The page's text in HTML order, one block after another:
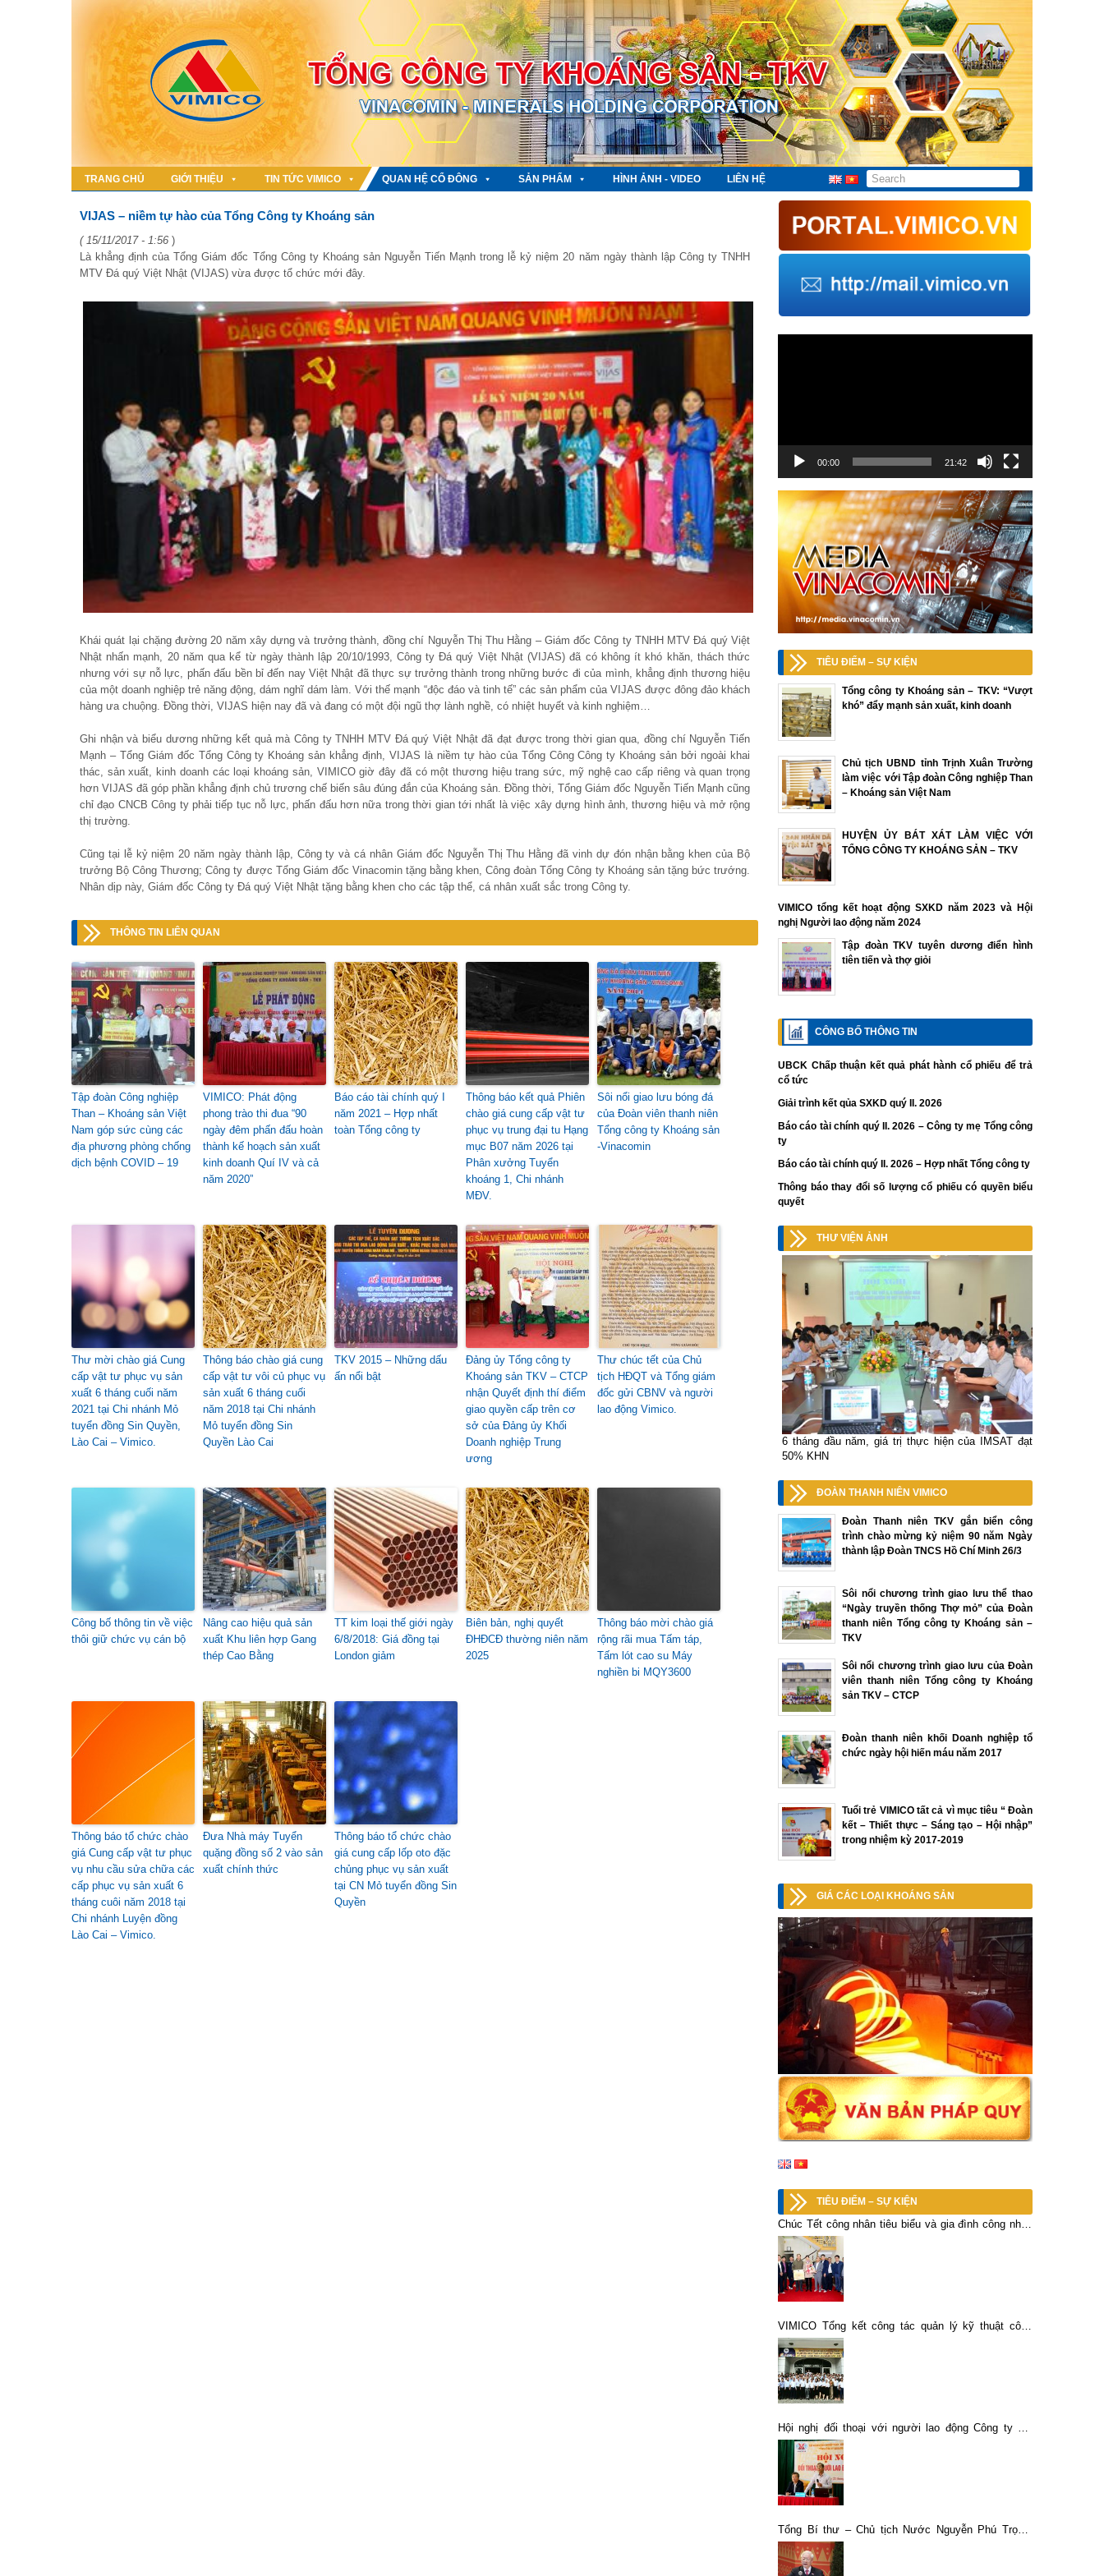
TRANG CHỦ GIỚI THIỆU TIN TỨC VIMICO QUAN HỆ CỔ ĐÔNG SẢN PHẨM HÌNH ẢNH - VIDEO LIÊN HỆ
VIJAS – niềm tự hào của Tổng Công ty Khoáng sản
( 15/11/2017 - 1:56 )
Là khẳng định của Tổng Giám đốc Tổng Công ty Khoáng sản Nguyễn Tiến Mạnh trong lễ kỷ niệm 20 năm ngày thành lập Công ty TNHH
MTV Đá quý Việt Nhật (VIJAS) vừa được tổ chức mới đây.
Khái quát lại chặng đường 20 năm xây dựng và trưởng thành, đồng chí Nguyễn Thị Thu Hằng – Giám đốc Công ty TNHH MTV Đá quý Việt
Nhật nhấn mạnh, 20 năm qua kể từ ngày thành lập 20/10/1993, Công ty Đá quý Việt Nhật (VIJAS) đã có không ít khó khăn, thách thức
nhưng với sự nỗ lực, phấn đấu bền bỉ đến nay Việt Nhật đã thực sự trưởng thành trong những bước đi của mình, khẳng định thương hiệu
của một doanh nghiệp trẻ năng động, dám nghĩ dám làm. Với thế mạnh “độc đáo và tinh tế” các sản phẩm của VIJAS được đông đảo khách
hàng ưa chuộng. Đồng thời, VIJAS hiện nay đã và đang có một đội ngũ thợ lành nghề, có nhiệt huyết và kinh nghiệm…
Ghi nhận và biểu dương những kết quả mà Công ty TNHH MTV Đá quý Việt Nhật đã đạt được trong thời gian qua, đồng chí Nguyễn Tiến
Mạnh – Tổng Giám đốc Tổng Công ty Khoáng sản khẳng định, VIJAS là niềm tự hào của Tổng Công Công ty Khoáng sản bởi ngoài khai
thác, sản xuất, kinh doanh các loại khoáng sản, VIMICO giờ đây đã có một thương hiệu trang sức, mỹ nghệ cao cấp riêng và quan trọng
hơn VIJAS đã góp phần khẳng định chủ trương chế biến sâu đúng đắn của Khoáng sản. Đồng thời, Tổng Giám đốc Nguyễn Tiến Mạnh cũng
chỉ đạo CNCB Công ty phải tiếp tục nỗ lực, phấn đấu hơn nữa trong thời gian tới nhất là việc xây dựng hình ảnh, thương hiệu và mở rộng
thị trường.
Cũng tại lễ kỷ niệm 20 năm ngày thành lập, Công ty và cá nhân Giám đốc Nguyễn Thị Thu Hằng đã vinh dự đón nhận bằng khen của Bộ
trưởng Bộ Công Thương; Công ty được Tổng Giám đốc Vinacomin tặng bằng khen, Công đoàn Tổng Công ty Khoáng sản tặng bức trướng.
Nhân dịp này, Giám đốc Công ty Đá quý Việt Nhật tặng bằng khen cho các tập thể, cá nhân xuất sắc trong Công ty.
THÔNG TIN LIÊN QUAN
Tập đoàn Công nghiệp
Than – Khoáng sản Việt
Nam góp sức cùng các
địa phương phòng chống
dịch bệnh COVID – 19
VIMICO: Phát động
phong trào thi đua “90
ngày đêm phấn đấu hoàn
thành kế hoạch sản xuất
kinh doanh Quí IV và cả
năm 2020”
Báo cáo tài chính quý I
năm 2021 – Hợp nhất
toàn Tổng công ty
Thông báo kết quả Phiên
chào giá cung cấp vật tư
phục vụ trung đại tu Hạng
mục B07 năm 2026 tại
Phân xưởng Tuyển
khoáng 1, Chi nhánh
MĐV.
Sôi nổi giao lưu bóng đá
của Đoàn viên thanh niên
Tổng công ty Khoáng sản
-Vinacomin
Thư mời chào giá Cung
cấp vật tư phục vụ sản
xuất 6 tháng cuối năm
2021 tại Chi nhánh Mỏ
tuyển đồng Sin Quyền,
Lào Cai – Vimico.
Thông báo chào giá cung
cấp vật tư vôi củ phục vụ
sản xuất 6 tháng cuối
năm 2018 tại Chi nhánh
Mỏ tuyển đồng Sin
Quyền Lào Cai
TKV 2015 – Những dấu
ấn nổi bật
Đảng ủy Tổng công ty
Khoáng sản TKV – CTCP
nhận Quyết định thí điểm
giao quyền cấp trên cơ
sở của Đảng ủy Khối
Doanh nghiệp Trung
ương
Thư chúc tết của Chủ
tịch HĐQT và Tổng giám
đốc gửi CBNV và người
lao động Vimico.
Công bố thông tin về việc
thôi giữ chức vụ cán bộ
Nâng cao hiệu quả sản
xuất Khu liên hợp Gang
thép Cao Bằng
TT kim loại thế giới ngày
6/8/2018: Giá đồng tại
London giảm
Biên bản, nghị quyết
ĐHĐCĐ thường niên năm
2025
Thông báo mời chào giá
rộng rãi mua Tấm táp,
Tấm lót cao su Máy
nghiền bi MQY3600
Thông báo tổ chức chào
giá Cung cấp vật tư phục
vụ nhu cầu sửa chữa các
cấp phục vụ sản xuất 6
tháng cuôi năm 2018 tại
Chi nhánh Luyện đồng
Lào Cai – Vimico.
Đưa Nhà máy Tuyển
quặng đồng số 2 vào sản
xuất chính thức
Thông báo tổ chức chào
giá cung cấp lốp oto đặc
chủng phục vụ sản xuất
tại CN Mỏ tuyển đồng Sin
Quyền
00:00 21:42
TIÊU ĐIỂM – SỰ KIỆN
Tổng công ty Khoáng sản – TKV: “Vượt
khó” đẩy mạnh sản xuất, kinh doanh
Chủ tịch UBND tỉnh Trịnh Xuân Trường
làm việc với Tập đoàn Công nghiệp Than
– Khoáng sản Việt Nam
HUYỆN ỦY BÁT XÁT LÀM VIỆC VỚI
TỔNG CÔNG TY KHOÁNG SẢN – TKV
VIMICO tổng kết hoạt động SXKD năm 2023 và Hội
nghị Người lao động năm 2024
Tập đoàn TKV tuyên dương điển hình
tiên tiến và thợ giỏi
CÔNG BỐ THÔNG TIN
UBCK Chấp thuận kết quả phát hành cổ phiếu để trả
cổ tức
Giải trình kết qủa SXKD quý II. 2026
Báo cáo tài chính quý II. 2026 – Công ty mẹ Tổng công
ty
Báo cáo tài chính quý II. 2026 – Hợp nhất Tổng công ty
Thông báo thay đổi số lượng cổ phiếu có quyền biểu
quyết
THƯ VIỆN ẢNH
6 tháng đầu năm, giá trị thực hiện của IMSAT đạt
50% KHN
ĐOÀN THANH NIÊN VIMICO
Đoàn Thanh niên TKV gắn biển công
trình chào mừng kỷ niệm 90 năm Ngày
thành lập Đoàn TNCS Hồ Chí Minh 26/3
Sôi nổi chương trình giao lưu thể thao
“Ngày truyền thống Thợ mỏ” của Đoàn
thanh niên Tổng công ty Khoáng sản –
TKV
Sôi nổi chương trình giao lưu của Đoàn
viên thanh niên Tổng công ty Khoáng
sản TKV – CTCP
Đoàn thanh niên khối Doanh nghiệp tổ
chức ngày hội hiến máu năm 2017
Tuổi trẻ VIMICO tất cả vì mục tiêu “ Đoàn
kết – Thiết thực – Sáng tạo – Hội nhập”
trong nhiệm kỳ 2017-2019
GIÁ CÁC LOẠI KHOÁNG SẢN
TIÊU ĐIỂM – SỰ KIỆN
Chúc Tết công nhân tiêu biểu và gia đình công nhân
khó khăn tại Lào Cai
VIMICO Tổng kết công tác quản lý kỹ thuật công
nghệ giai đoạn 2017 – 2021
Hội nghị đối thoại với người lao động Công ty CP
Gang thép Cao Bằng
Tổng Bí thư – Chủ tịch Nước Nguyễn Phú Trọng:
“ĐH đại biểu toàn quốc lần thứ XIII của Đảng ta đã
thành công rất tốt đẹp”